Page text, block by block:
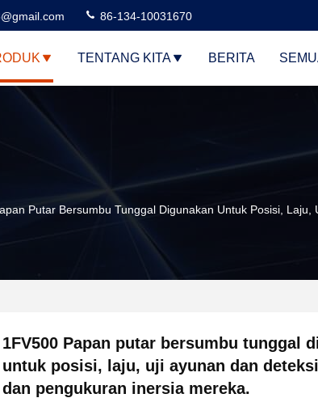
86-134-10031670
TENTANG KITA BERITA
Putar Bersumbu Tunggal Digunakan Untuk Posisi,
1FV500 Papan putar bersumbu tunggal
untuk posisi, laju, uji ayunan dan
dan pengukuran inersia mereka.